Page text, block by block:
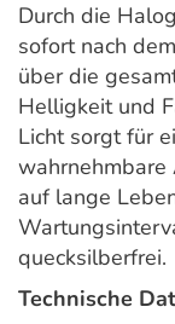
Durch die
sofort nach
über die
Helligkeit und
Licht sorgt für
wahrnehmbare
auf lange
quecksilberfrei.
Technische